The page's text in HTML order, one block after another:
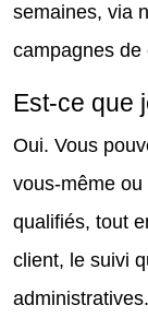
semaines, via
campagnes de
Est-ce que
Oui. Vous
vous-même
qualifiés, tout
client, le suivi
administratives.